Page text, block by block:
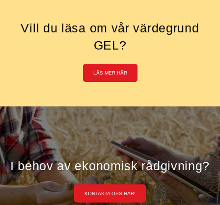
Vill du läsa om vår värdegrund
GEL?
LÄS MER HÄR
I behov av ekonomisk rådgivning?
KONTAKTA OSS HÄR!